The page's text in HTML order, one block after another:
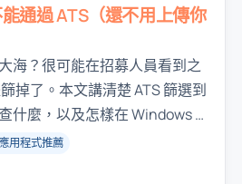
通過 ATS（還不用上傳你
海？很可能在招募人員看到之
掉了。本文講清楚 ATS 篩選到
什麼，以及怎樣在 Windows 本
用程式推薦